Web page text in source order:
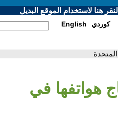
هنا لاستخدام الموقع البديل
English كوردي
هواتفها في